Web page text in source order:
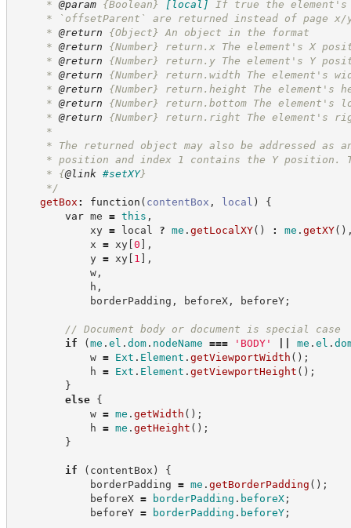
* @param {Boolean} [local]
If true the
* `offsetParent` are returned instead of page x/
* @return {Object}
An object in the format
* @return {Number}
return.x The element's X
* @return {Number}
return.y The element's Y
* @return {Number}
return.width The element's
* @return {Number}
return.height The element's
* @return {Number}
return.bottom The element's
* @return {Number}
return.right The element's
*
* The returned object may also be addressed as
* position and index 1 contains the Y position.
* {@link #setXY}
*/
getBox : function ( contentBox , local )
{
var me = this ,
xy = local ? me . getLocalXY( ) : me . getXY( )
x = xy[0 ] ,
y = xy[ 1 ] ,
w,
h ,
borderPadding , beforeX, beforeY;
// Document body or document is special case
if
(me . el . dom. nodeName === ' BODY' me . el .
w = Ext . Element . getViewportWidth ( ) ;
h = Ext . Element . getViewportHeight ( ) ;
}
else
{
w = me . getWidth ( ) ;
h = me . getHeight ( ) ;
}
if ( contentBox )
{
borderPadding = me . getBorderPadding ( ) ;
beforeX = borderPadding . beforeX;
beforeY = borderPadding . beforeY;